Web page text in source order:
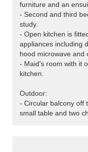
furniture and an
- Second and third
study.
- Open kitchen is
appliances including
hood microwave and
- Maid's room with it
kitchen.
Outdoor:
- Circular balcony off
small table and two